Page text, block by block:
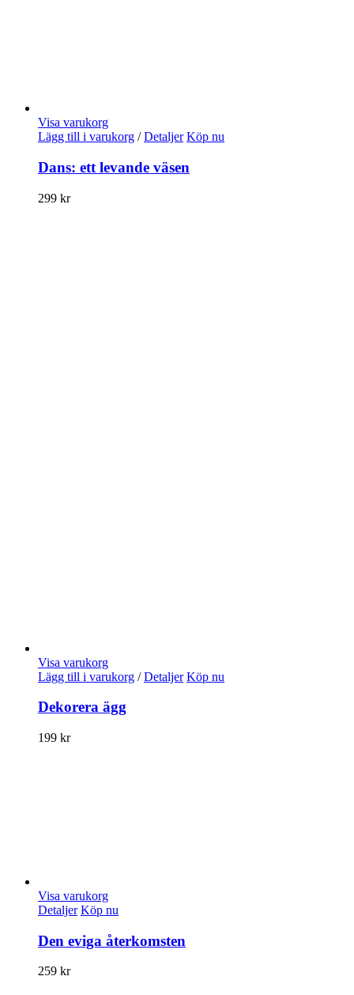
Visa varukorg
Lägg till i varukorg / Detaljer Köp nu
Dans: ett levande väsen
299 kr
Visa varukorg
Lägg till i varukorg / Detaljer Köp nu
Dekorera ägg
199 kr
Visa varukorg
Detaljer Köp nu
Den eviga återkomsten
259 kr